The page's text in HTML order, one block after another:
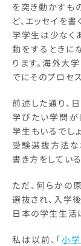
を突き動かすも
ど、エッセイを
学学生は少なく
動をするときに
ります。海外大
でにそのプロセ
前述した通り、
学びたい学問
学生もいるでし
受験選抜方法な
書き方をしてい
ただ、何らかの
選抜され、入学
日本の学生生活
私は以前、「小